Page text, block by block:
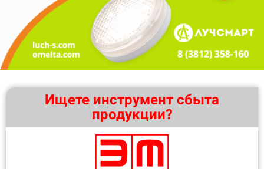
Ищете инструмент сбыта
продукции?